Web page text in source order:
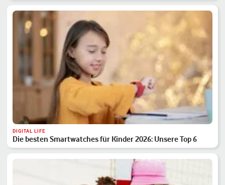
DIGITAL LIFE
Die besten Smartwatches für Kinder 2026: Unsere Top 6